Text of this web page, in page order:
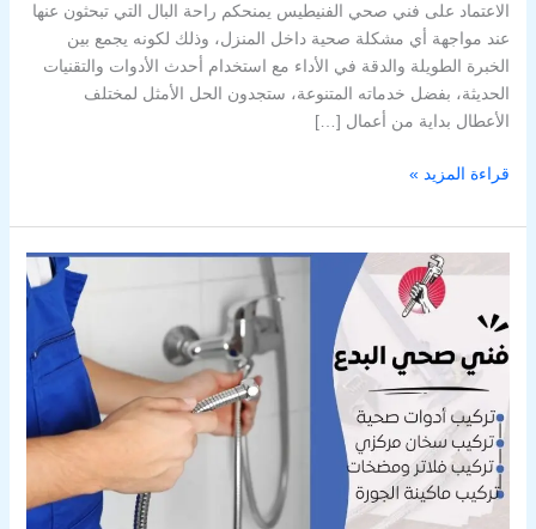
الاعتماد على فني صحي الفنيطيس يمنحكم راحة البال التي تبحثون عنها
عند مواجهة أي مشكلة صحية داخل المنزل، وذلك لكونه يجمع بين
الخبرة الطويلة والدقة في الأداء مع استخدام أحدث الأدوات والتقنيات
الحديثة، بفضل خدماته المتنوعة، ستجدون الحل الأمثل لمختلف
الأعطال بداية من أعمال […]
قراءة المزيد »
البدع
/
69908519
سباك
البدع
سباك